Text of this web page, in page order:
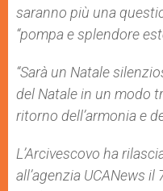
saranno più una
“pompa e splendore
“Sarà un Natale
del Natale in un modo
ritorno dell’armonia e
L’Arcivescovo ha
all’agenzia UCANews